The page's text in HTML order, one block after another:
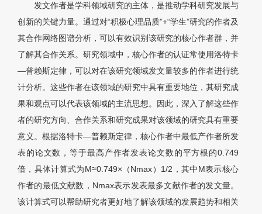
发文作者是学科领域研究的主体，是推动学科研究发展与
创新的关键力量。通过对“积极心理品质”+“学生”研究的作者及
其合作网络图谱分析，可以有效识别该研究的核心作者群，并
了解其合作关系。研究领域中，核心作者的认证常使用洛特卡
—普赖斯定律，可以对在该研究领域发文量较多的作者进行统
计分析。这些作者在该领域的研究中具有重要地位，其研究成
果和观点可以代表该领域的主流思想。因此，深入了解这些作
者的研究方向、合作关系和研究成果对该领域的研究具有重要
意义。根据洛特卡—普赖斯定律，核心作者中最低产作者所发
表的论文数，等于最高产作者发表论文数的平方根的0.749
倍，具体计算式为M≈0.749×（Nmax）1/2，其中M表示核心
作者的最低文献数，Nmax表示发表最多文献作者的发文量。
该计算式可以帮助研究者更好地了解该领域的发展趋势和相关